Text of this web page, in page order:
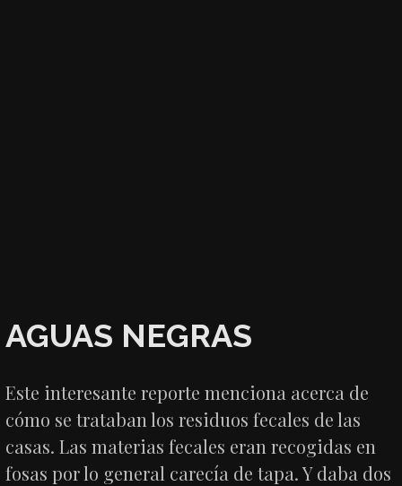
AGUAS NEGRAS
Este interesante reporte menciona acerca de
cómo se trataban los residuos fecales de las
casas. Las materias fecales eran recogidas en
fosas por lo general carecía de tapa. Y daba dos